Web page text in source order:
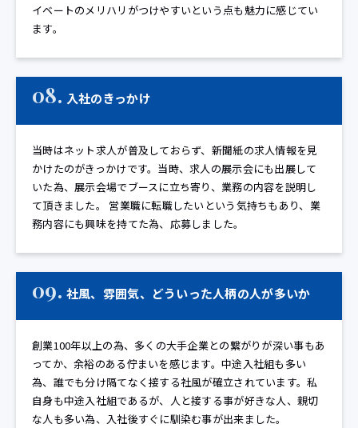
イベートのメリハリがつけやすいという点も魅力に感じてい
ます。
08. 入社のきっかけ
当時はネット求人が普及しておらず、新聞紙の求人情報を見
かけたのがきっかけです。当時、求人の展示会にも出展して
いた為、展示会場でブースに立ち寄り、業務の内容を説明し
て頂きました。 営業職に転職したいという気持ちもあり、業
務内容にも興味を持てた為、応募しました。
09. 社風、雰囲気、どういった人柄の人が多いか
創業100年以上の為、多くの大手企業との繋がりが深い事もあ
ってか、余裕のある佇まいを感じます。中途入社組も多い
為、誰でも分け隔てなく接する社風が確立されています。私
自身も中途入社組であるが、人と接する事が好きな人、親切
な人も多い為、入社後すぐに馴染む事が出来ました。